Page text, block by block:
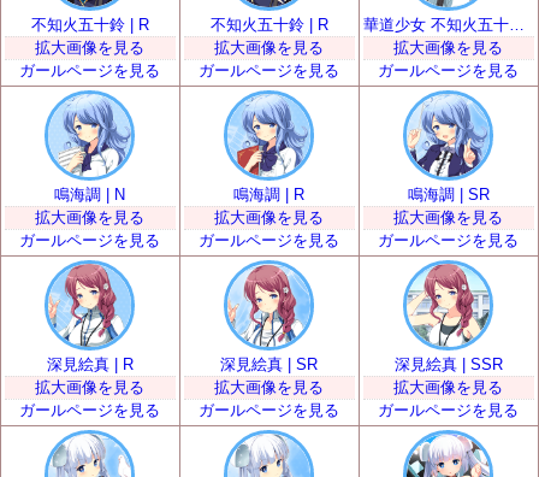
不知火五十鈴 | R
拡大画像を見る
ガールページを見る
不知火五十鈴 | R
拡大画像を見る
ガールページを見る
華道少女 不知火五十鈴 | SR
拡大画像を見る
ガールページを見る
鳴海調 | N
拡大画像を見る
ガールページを見る
鳴海調 | R
拡大画像を見る
ガールページを見る
鳴海調 | SR
拡大画像を見る
ガールページを見る
深見絵真 | R
拡大画像を見る
ガールページを見る
深見絵真 | SR
拡大画像を見る
ガールページを見る
深見絵真 | SSR
拡大画像を見る
ガールページを見る